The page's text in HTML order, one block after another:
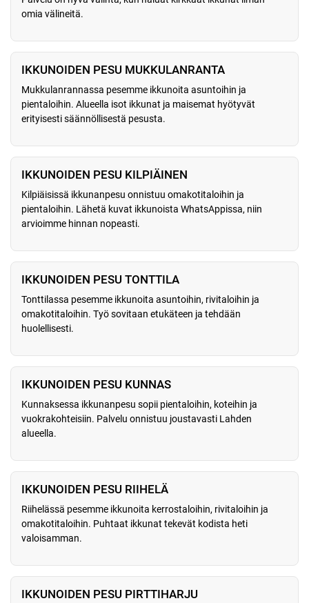
omia välineitä.
IKKUNOIDEN PESU MUKKULANRANTA
Mukkulanrannassa pesemme ikkunoita asuntoihin ja
pientaloihin. Alueella isot ikkunat ja maisemat hyötyvät
erityisesti säännöllisestä pesusta.
IKKUNOIDEN PESU KILPIÄINEN
Kilpiäisissä ikkunanpesu onnistuu omakotitaloihin ja
pientaloihin. Lähetä kuvat ikkunoista WhatsAppissa, niin
arvioimme hinnan nopeasti.
IKKUNOIDEN PESU TONTTILA
Tonttilassa pesemme ikkunoita asuntoihin, rivitaloihin ja
omakotitaloihin. Työ sovitaan etukäteen ja tehdään
huolellisesti.
IKKUNOIDEN PESU KUNNAS
Kunnaksessa ikkunanpesu sopii pientaloihin, koteihin ja
vuokrakohteisiin. Palvelu onnistuu joustavasti Lahden
alueella.
IKKUNOIDEN PESU RIIHELÄ
Riihelässä pesemme ikkunoita kerrostaloihin, rivitaloihin ja
omakotitaloihin. Puhtaat ikkunat tekevät kodista heti
valoisamman.
IKKUNOIDEN PESU PIRTTIHARJU